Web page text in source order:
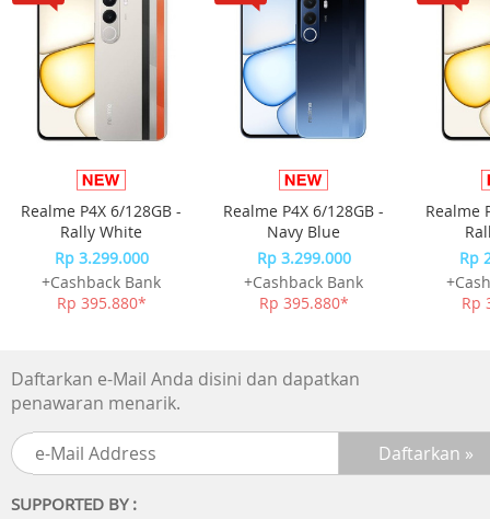
Pengisi Daya
Approx. 1 hour and 50 minutes**
Suggested Charging Temperature: 5° to 40° C (41° to
Lainnya
PERIPHERAL
Accessory Port
NATO Port
1/4"-20 Mounting Hole
RSS Camera Control Port (USB-C)
Pogo Pin (compatible with the DJI RS Intelligent Tracking
Module)
USB-C Charging Port
Ronin App Requirements
iOS 14.0 or above
Realme P4X 6/128GB -
Rally White
Rp 3.299.000
+Cashback Bank
Rp 395.880*
Realme P4X 6/128GB -
Navy Blue
Rp 3.299.000
+Cashback Bank
Rp 395.880*
Realme
Rp
Rp
Daftarkan e-Mail Anda disini dan dapatkan
penawaran menarik.
SUPPORTED BY :